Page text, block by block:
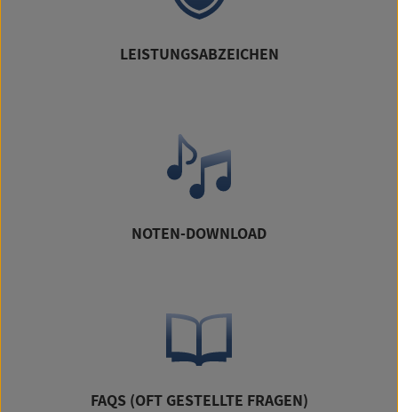
LEISTUNGSABZEICHEN
NOTEN-DOWNLOAD
FAQS (OFT GESTELLTE FRAGEN)